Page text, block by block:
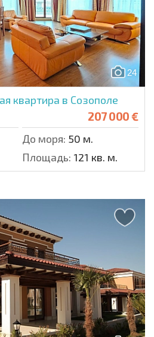
24
квартира в Созополе
207 000 €
До моря: 50 м.
Площадь: 121 кв. м.